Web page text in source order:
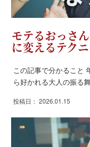
モテるおっさ
に変えるテク
この記事で分かること
ら好かれる大人の振る
投稿日： 2026.01.15